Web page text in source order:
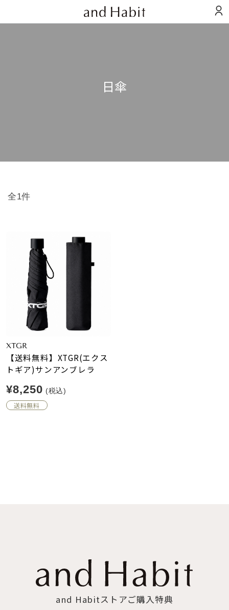
日傘
全1件
XTGR
【送料無料】XTGR(エクス
トギア)サンアンブレラ
¥8,250 (税込)
送料無料
and Habitストアご購入特典